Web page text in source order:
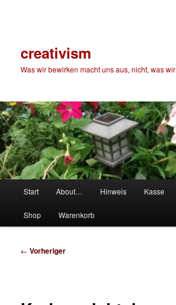
creativism
Was wir bewirken macht uns aus, nicht, was
Start About… Hinweis Kasse
Shop Warenkorb
Beitragsnavigation
← Vorheriger